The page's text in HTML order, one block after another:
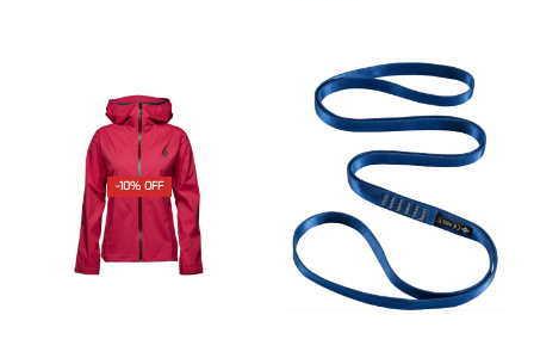
-10% OFF